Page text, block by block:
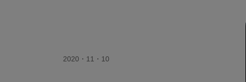
2020・11・10